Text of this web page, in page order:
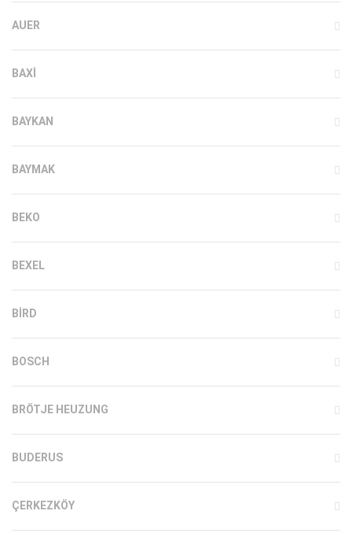
AUER
BAXI
BAYKAN
BAYMAK
BEKO
BEXEL
BIRD
BOSCH
BRÖTJE HEUZUNG
BUDERUS
ÇERKEZKÖY